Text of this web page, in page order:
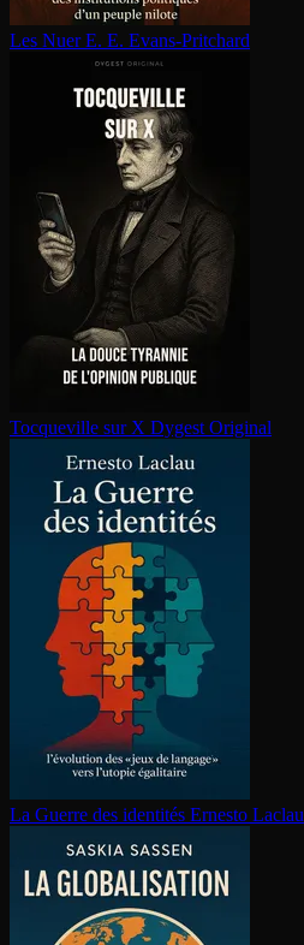
Les Nuer E. E. Evans-Pritchard
Tocqueville sur X Dygest Original
La Guerre des identités Ernesto Laclau